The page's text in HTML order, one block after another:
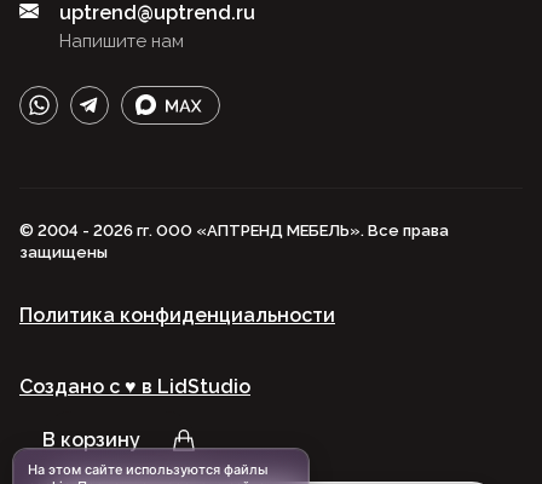
В корзину
Напишите нам
uptrend@uptrend.ru
© 2004 - 2026 гг. ООО «АПТРЕНД МЕБЕЛЬ». Все права
защищены
Политика конфиденциальности
Создано с ♥️ в LidStudio
На этом сайте используются файлы